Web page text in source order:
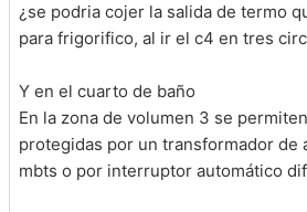
¿se podria cojer la salida de termo
para frigorifico, al ir el c4 en tres
Y en el cuarto de baño
En la zona de volumen 3 se
protegidas por un transformador de
mbts o por interruptor automático